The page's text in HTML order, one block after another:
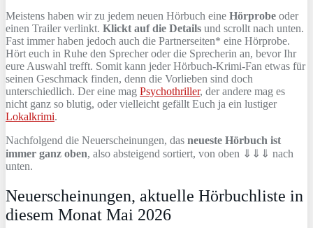
Meistens haben wir zu jedem neuen Hörbuch eine Hörprobe oder
einen Trailer verlinkt. Klickt auf die Details und scrollt nach unten.
Fast immer haben jedoch auch die Partnerseiten* eine Hörprobe.
Hört euch in Ruhe den Sprecher oder die Sprecherin an, bevor Ihr
eure Auswahl trefft. Somit kann jeder Hörbuch-Krimi-Fan etwas für
seinen Geschmack finden, denn die Vorlieben sind doch
unterschiedlich. Der eine mag Psychothriller, der andere mag es
nicht ganz so blutig, oder vielleicht gefällt Euch ja ein lustiger
Lokalkrimi.
Nachfolgend die Neuerscheinungen, das neueste Hörbuch ist
immer ganz oben, also absteigend sortiert, von oben ⇓⇓⇓ nach
unten.
Neuerscheinungen, aktuelle Hörbuchliste in
diesem Monat Mai 2026